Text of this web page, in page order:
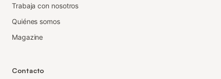
Trabaja con nosotros
Quiénes somos
Magazine
Contacto